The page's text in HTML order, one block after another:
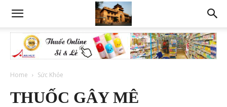
Home Sức Khỏe
THUỐC GÂY MÊ